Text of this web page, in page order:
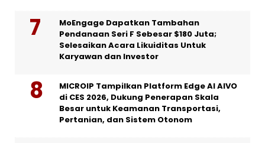
MoEngage Dapatkan Tambahan
Pendanaan Seri F Sebesar $180 Juta;
Selesaikan Acara Likuiditas Untuk
Karyawan dan Investor
MICROIP Tampilkan Platform Edge AI AIVO
di CES 2026, Dukung Penerapan Skala
Besar untuk Keamanan Transportasi,
Pertanian, dan Sistem Otonom